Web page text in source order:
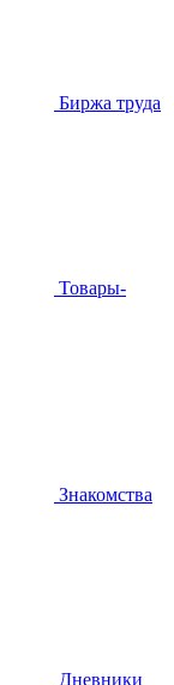
Биржа труда
Товары-
Знакомства
Дневники